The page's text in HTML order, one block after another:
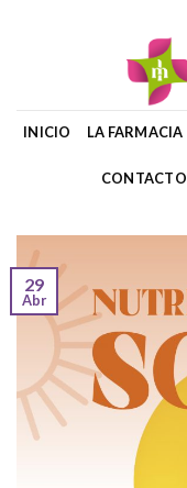
INICIO LA FARMACIA
CONTACTO
29
Abr